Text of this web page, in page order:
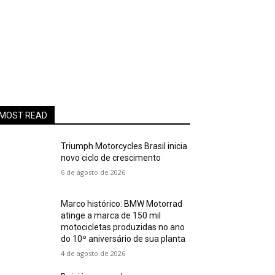
MOST READ
Triumph Motorcycles Brasil inicia
novo ciclo de crescimento
6 de agosto de 2026
Marco histórico: BMW Motorrad
atinge a marca de 150 mil
motocicletas produzidas no ano
do 10º aniversário de sua planta
4 de agosto de 2026